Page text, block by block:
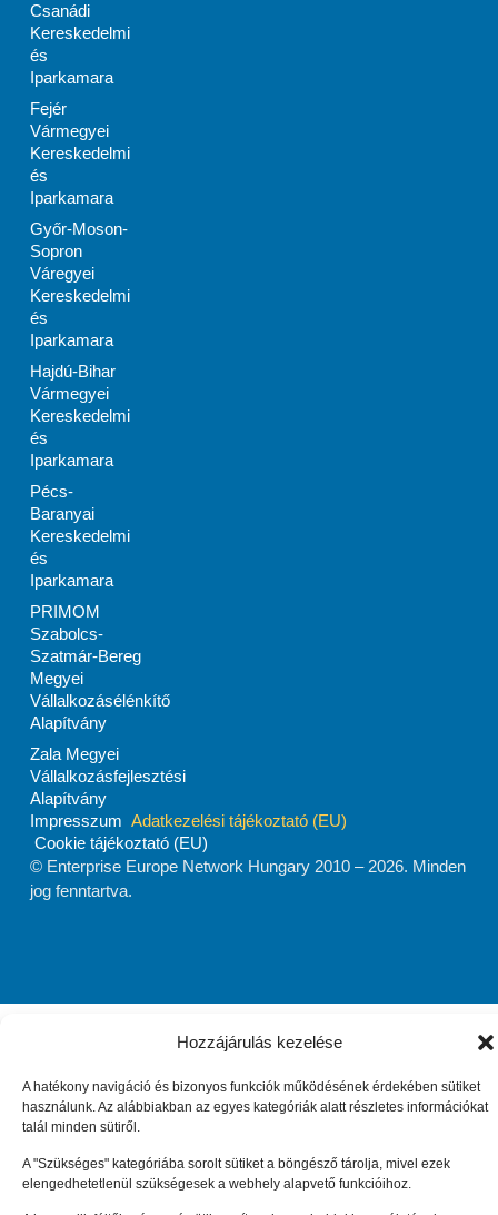
Hozzájárulás kezelése
A hatékony navigáció és bizonyos funkciók működésének érdekében sütiket
használunk. Az alábbiakban az egyes kategóriák alatt részletes információkat
talál minden sütiről.
A "Szükséges" kategóriába sorolt sütiket a böngésző tárolja, mivel ezek
elengedhetetlenül szükségesek a webhely alapvető funkcióihoz.
Csanádi
Kereskedelmi
és
Iparkamara
Fejér
Vármegyei
Kereskedelmi
és
Iparkamara
Győr-Moson-
Sopron
Váregyei
Kereskedelmi
és
Iparkamara
Hajdú-Bihar
Vármegyei
Kereskedelmi
és
Iparkamara
Pécs-
Baranyai
Kereskedelmi
és
Iparkamara
PRIMOM
Szabolcs-
Szatmár-Bereg
Megyei
Vállalkozásélénkítő
Alapítvány
Zala Megyei
Vállalkozásfejlesztési
Alapítvány
Impresszum Adatkezelési tájékoztató (EU)
Cookie tájékoztató (EU)
© Enterprise Europe Network Hungary 2010 – 2026. Minden
jog fenntartva.